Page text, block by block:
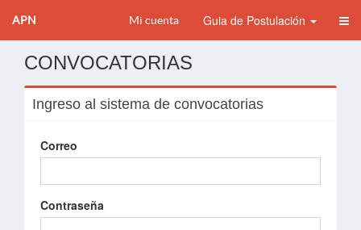
APN Mi cuenta Guia de Postulación
CONVOCATORIAS
Ingreso al sistema de convocatorias
Correo
Contraseña